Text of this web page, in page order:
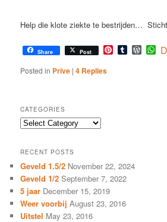
Help die klote ziekte te bestrijden…
Share Post Pinterest
Tumblr
Posted in Prive |4 Replies
CATEGORIES
Categories
RECENT POSTS
Geveld 1.5/2 November 22, 2024
Geveld 1/2 September 7, 2022
5 jaar December 15, 2019
Weer voorbij August 23, 2016
Uitstel May 23, 2016